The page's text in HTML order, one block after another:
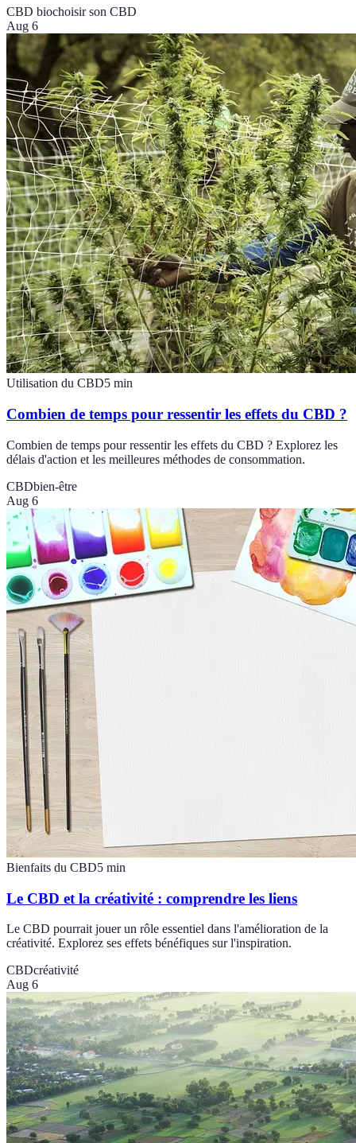
CBD biochoisir son CBD
Aug 6
Utilisation du CBD5 min
Combien de temps pour ressentir les effets du CBD ?
Combien de temps pour ressentir les effets du CBD ? Explorez les
délais d'action et les meilleures méthodes de consommation.
CBDbien-être
Aug 6
Bienfaits du CBD5 min
Le CBD et la créativité : comprendre les liens
Le CBD pourrait jouer un rôle essentiel dans l'amélioration de la
créativité. Explorez ses effets bénéfiques sur l'inspiration.
CBDcréativité
Aug 6